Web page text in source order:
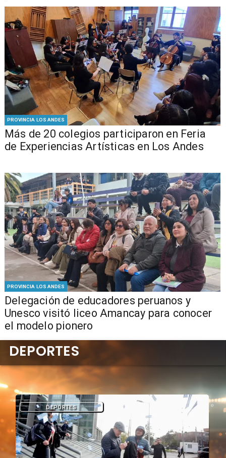
PROVINCIA LOS ANDES
Más de 20 colegios participaron en Feria
de Experiencias Artísticas en Los Andes
PROVINCIA LOS ANDES
Delegación de educadores peruanos y
Unesco visitó liceo Amancay para conocer
el modelo pionero
DEPORTES
DEPORTES